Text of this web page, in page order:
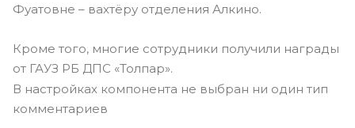
Фуатовне – вахтёру отделения Алкино.
Кроме того, многие сотрудники получили награды
от ГАУЗ РБ ДПС «Толпар».
В настройках компонента не выбран ни один тип
комментариев